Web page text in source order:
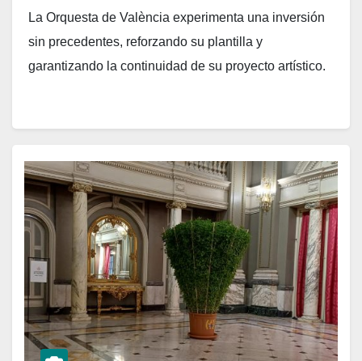
La Orquesta de València experimenta una inversión
sin precedentes, reforzando su plantilla y
garantizando la continuidad de su proyecto artístico.